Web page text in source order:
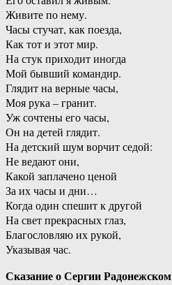
Живите по нему.
Часы стучат, как поезда,
Как тот и этот мир.
На стук приходит иногда
Мой бывший командир.
Глядит на верные часы,
Моя рука – гранит.
Уж сочтены его часы,
Он на детей глядит.
На детский шум ворчит седой:
Не ведают они,
Какой заплачено ценой
За их часы и дни…
Когда один спешит к другой
На свет прекрасных глаз,
Благословляю их рукой,
Указывая час.
Сказание о Сергии Радонежском